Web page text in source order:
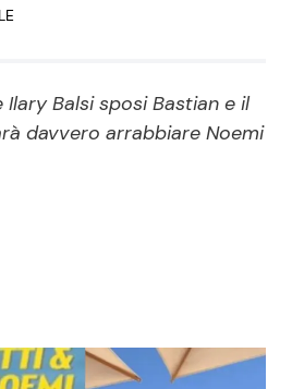
Reality e Talent
Balsi sposi Bastian e il
davvero arrabbiare Noemi